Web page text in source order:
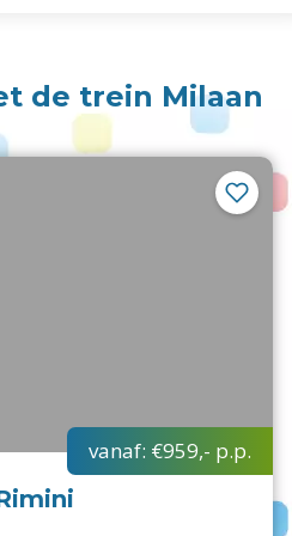
de trein Milaan
vanaf: €959,- p.p.